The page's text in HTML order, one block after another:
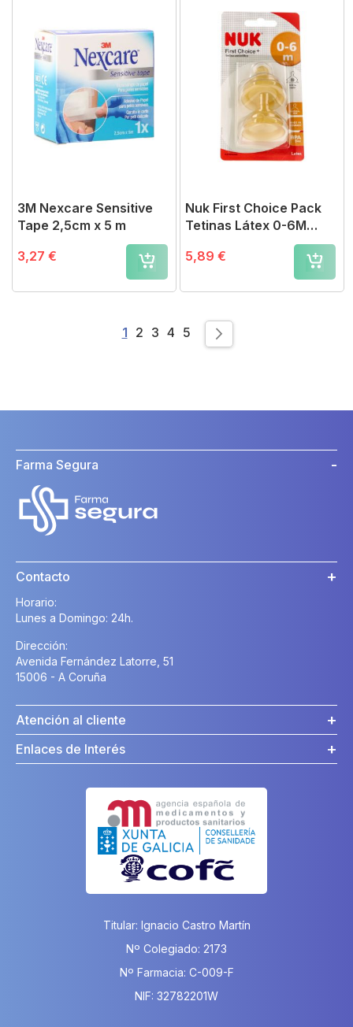
3M Nexcare Sensitive
Tape 2,5cm x 5 m
3,27 €
Nuk First Choice Pack
Tetinas Látex 0-6M
5,89 €
Page
You're currently reading page
1 Page
2 Page
3 Page
4 Page
5
Farma Segura
Contacto
Horario:
Lunes a Domingo: 24h.
Dirección:
Avenida Fernández Latorre, 51
15006 - A Coruña
Atención al cliente
Enlaces de Interés
Titular: Ignacio Castro Martín
Nº Colegiado: 2173
Nº Farmacia: C-009-F
NIF: 32782201W